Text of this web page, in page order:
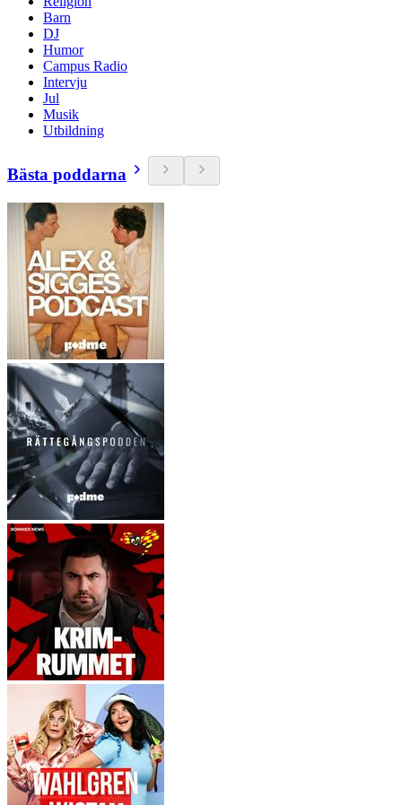
Barn
DJ
Humor
Campus Radio
Intervju
Jul
Musik
Utbildning
Bästa poddarna